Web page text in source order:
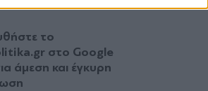
το
στο Google
άμεση και έγκυρη